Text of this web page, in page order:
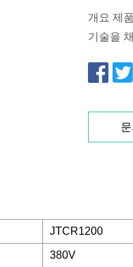
개요 제
기술을
JTCR1200
380V